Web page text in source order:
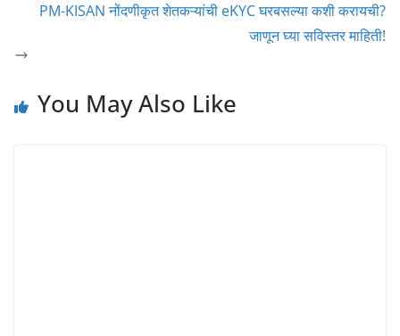
PM-KISAN नोंदणीकृत शेतकऱ्यांची eKYC घरबसल्या कशी करायची?
जाणून घ्या सविस्तर माहिती!
You May Also Like